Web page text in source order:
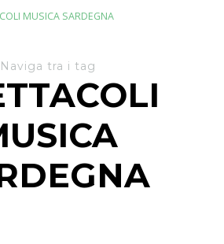
MUSICA SARDEGNA
Naviga tra i tag